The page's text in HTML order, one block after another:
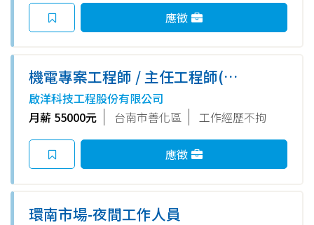
應徵
機電專案工程師 / 主任工程師(台
南)
啟洋科技工程股份有限公司
月薪 55000元
台南市善化區 工作經歷不拘
應徵
環南市場-夜間工作人員